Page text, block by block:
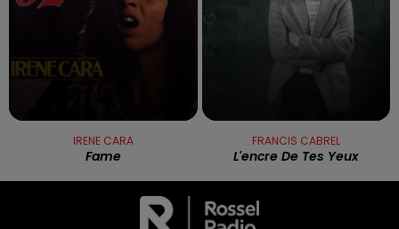
IRENE CARA
Fame
FRANCIS CABREL
L'encre De Tes Yeux